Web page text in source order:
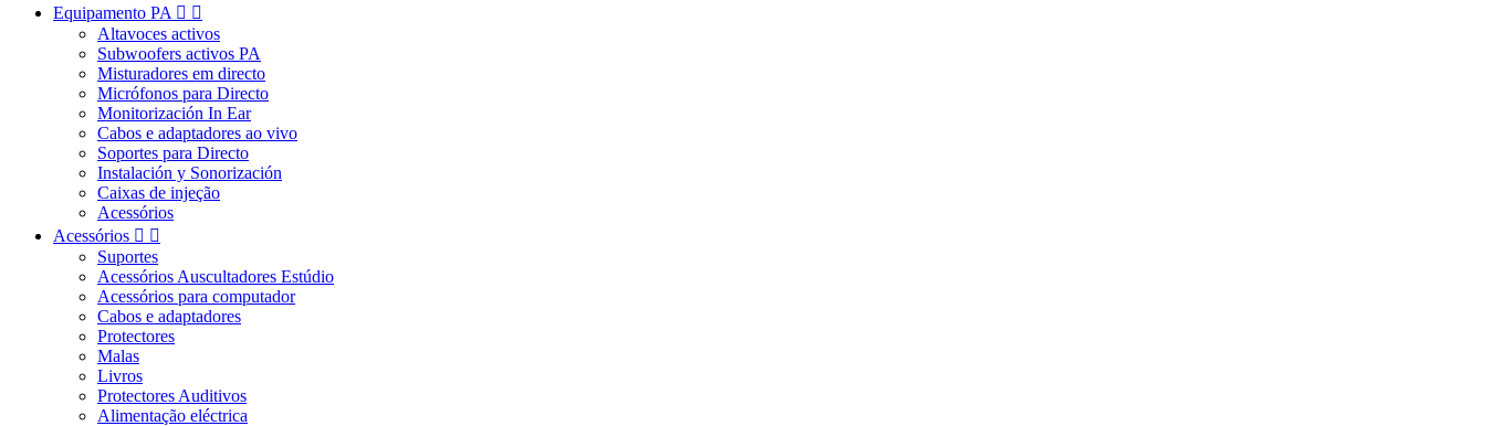
Equipamento PA  
Altavoces activos
Subwoofers activos PA
Misturadores em directo
Micrófonos para Directo
Monitorización In Ear
Cabos e adaptadores ao vivo
Soportes para Directo
Instalación y Sonorización
Caixas de injeção
Acessórios
Acessórios  
Suportes
Acessórios Auscultadores Estúdio
Acessórios para computador
Cabos e adaptadores
Protectores
Malas
Livros
Protectores Auditivos
Alimentação eléctrica